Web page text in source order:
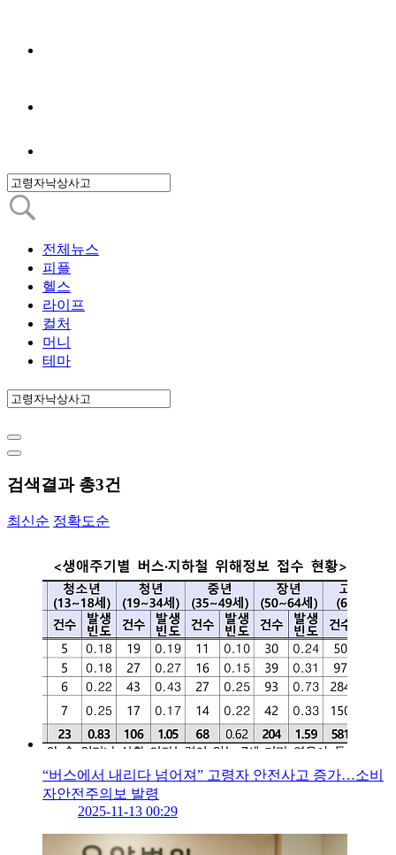
전체뉴스
피플
헬스
라이프
컬처
머니
테마
검색결과 총3건
최신순 정확도순
“버스에서 내리다 넘어져” 고령자 안전사고 증가…소비
자안전주의보 발령
2025-11-13 00:29